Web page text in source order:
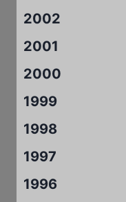
2002
2001
2000
1999
1998
1997
1996